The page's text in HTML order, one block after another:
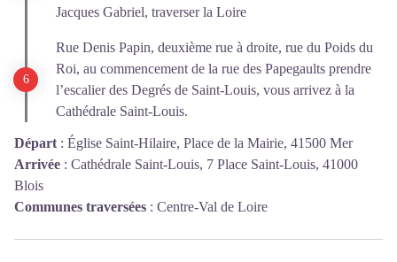
Jacques Gabriel, traverser la Loire
Rue Denis Papin, deuxième rue à droite, rue du Poids du
Roi, au commencement de la rue des Papegaults prendre
l’escalier des Degrés de Saint-Louis, vous arrivez à la
Cathédrale Saint-Louis.
Départ : Église Saint-Hilaire, Place de la Mairie, 41500 Mer
Arrivée : Cathédrale Saint-Louis, 7 Place Saint-Louis, 41000
Blois
Communes traversées : Centre-Val de Loire